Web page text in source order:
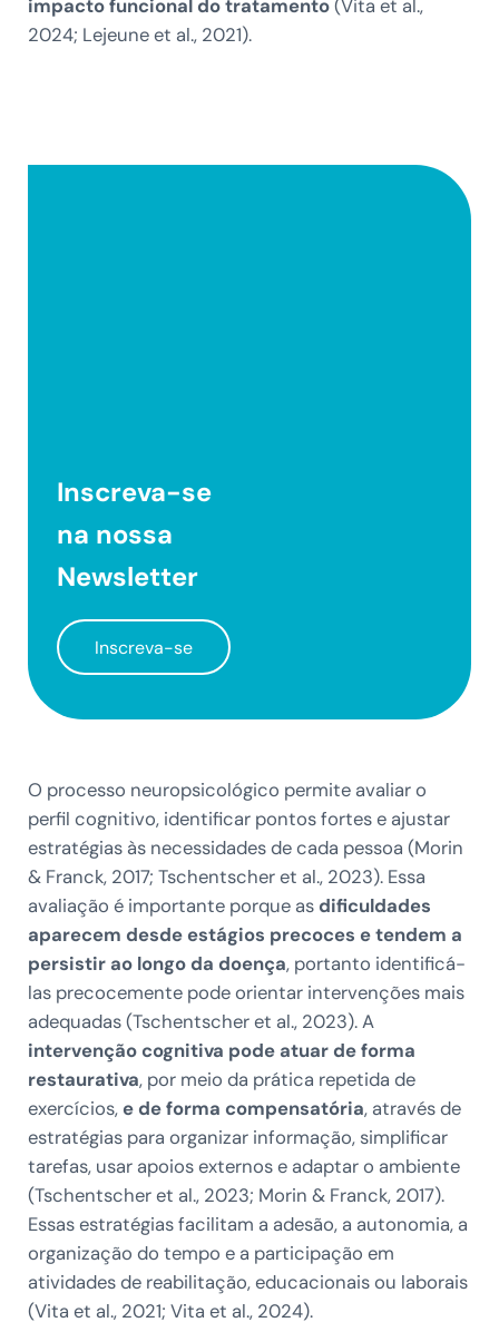
impacto funcional do tratamento(Vita et al.,
2024; Lejeune et al., 2021).
Inscreva-se
na nossa
Newsletter
Inscreva-se
O processo neuropsicológico permite avaliar o
perfil cognitivo, identificar pontos fortes e ajustar
estratégias às necessidades de cada pessoa (Morin
& Franck, 2017; Tschentscher et al., 2023). Essa
avaliação é importante porque as dificuldades
aparecem desde estágios precoces e tendem a
persistir ao longo da doença, portanto identificá-
las precocemente pode orientar intervenções mais
adequadas (Tschentscher et al., 2023). A
intervenção cognitiva pode atuar de forma
restaurativa, por meio da prática repetida de
exercícios, e de forma compensatória, através de
estratégias para organizar informação, simplificar
tarefas, usar apoios externos e adaptar o ambiente
(Tschentscher et al., 2023; Morin & Franck, 2017).
Essas estratégias facilitam a adesão, a autonomia, a
organização do tempo e a participação em
atividades de reabilitação, educacionais ou laborais
(Vita et al., 2021; Vita et al., 2024).